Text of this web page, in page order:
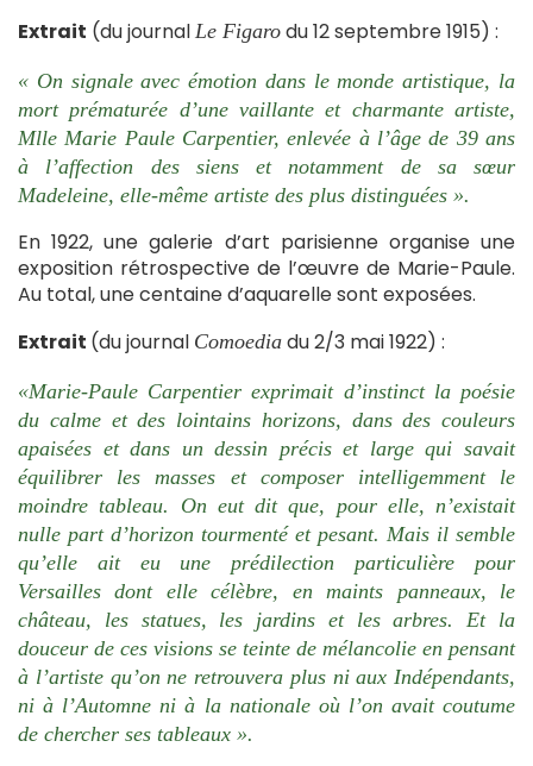
Extrait (du journal Le Figaro du 12 septembre 1915) :
« On signale avec émotion dans le monde artistique, la
mort prématurée d’une vaillante et charmante artiste,
Mlle Marie Paule Carpentier, enlevée à l’âge de 39 ans
à l’affection des siens et notamment de sa sœur
Madeleine, elle-même artiste des plus distinguées ».
En 1922, une galerie d’art parisienne organise une
exposition rétrospective de l’œuvre de Marie-Paule.
Au total, une centaine d’aquarelle sont exposées.
Extrait (du journal Comoedia du 2/3 mai 1922) :
«Marie-Paule Carpentier exprimait d’instinct la poésie
du calme et des lointains horizons, dans des couleurs
apaisées et dans un dessin précis et large qui savait
équilibrer les masses et composer intelligemment le
moindre tableau. On eut dit que, pour elle, n’existait
nulle part d’horizon tourmenté et pesant. Mais il semble
qu’elle ait eu une prédilection particulière pour
Versailles dont elle célèbre, en maints panneaux, le
château, les statues, les jardins et les arbres. Et la
douceur de ces visions se teinte de mélancolie en pensant
à l’artiste qu’on ne retrouvera plus ni aux Indépendants,
ni à l’Automne ni à la nationale où l’on avait coutume
de chercher ses tableaux ».